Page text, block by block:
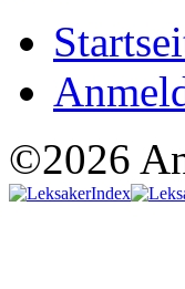
©2026